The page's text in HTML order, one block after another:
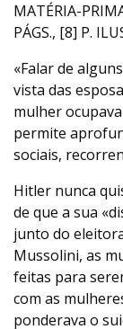
MATÉRIA-
PÁGS., [8] P.
«Falar de
vista das
mulher
permite
sociais,
Hitler nunca
de que a sua
junto do
Mussolini, as
feitas para
com as
ponderava o